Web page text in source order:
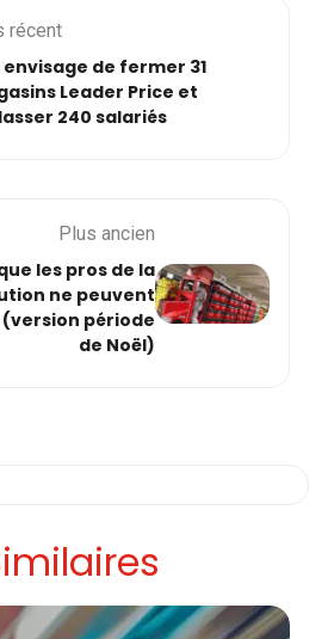
récent
envisage de fermer 31
Leader Price et
240 salariés
Plus ancien
les pros de la
ne peuvent
période
de Noël)